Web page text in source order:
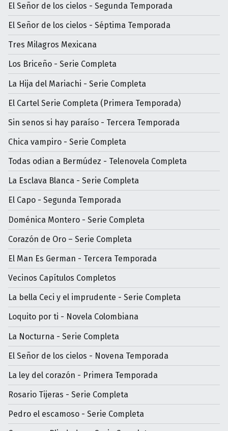
El Señor de los cielos - Segunda Temporada
El Señor de los cielos - Séptima Temporada
Tres Milagros Mexicana
Los Briceño - Serie Completa
La Hija del Mariachi - Serie Completa
El Cartel Serie Completa (Primera Temporada)
Sin senos si hay paraíso - Tercera Temporada
Chica vampiro - Serie Completa
Todas odian a Bermúdez - Telenovela Completa
La Esclava Blanca - Serie Completa
El Capo - Segunda Temporada
Doménica Montero - Serie Completa
Corazón de Oro – Serie Completa
El Man Es German - Tercera Temporada
Vecinos Capítulos Completos
La bella Ceci y el imprudente - Serie Completa
Loquito por ti - Novela Colombiana
La Nocturna - Serie Completa
El Señor de los cielos - Novena Temporada
La ley del corazón - Primera Temporada
Rosario Tijeras - Serie Completa
Pedro el escamoso - Serie Completa